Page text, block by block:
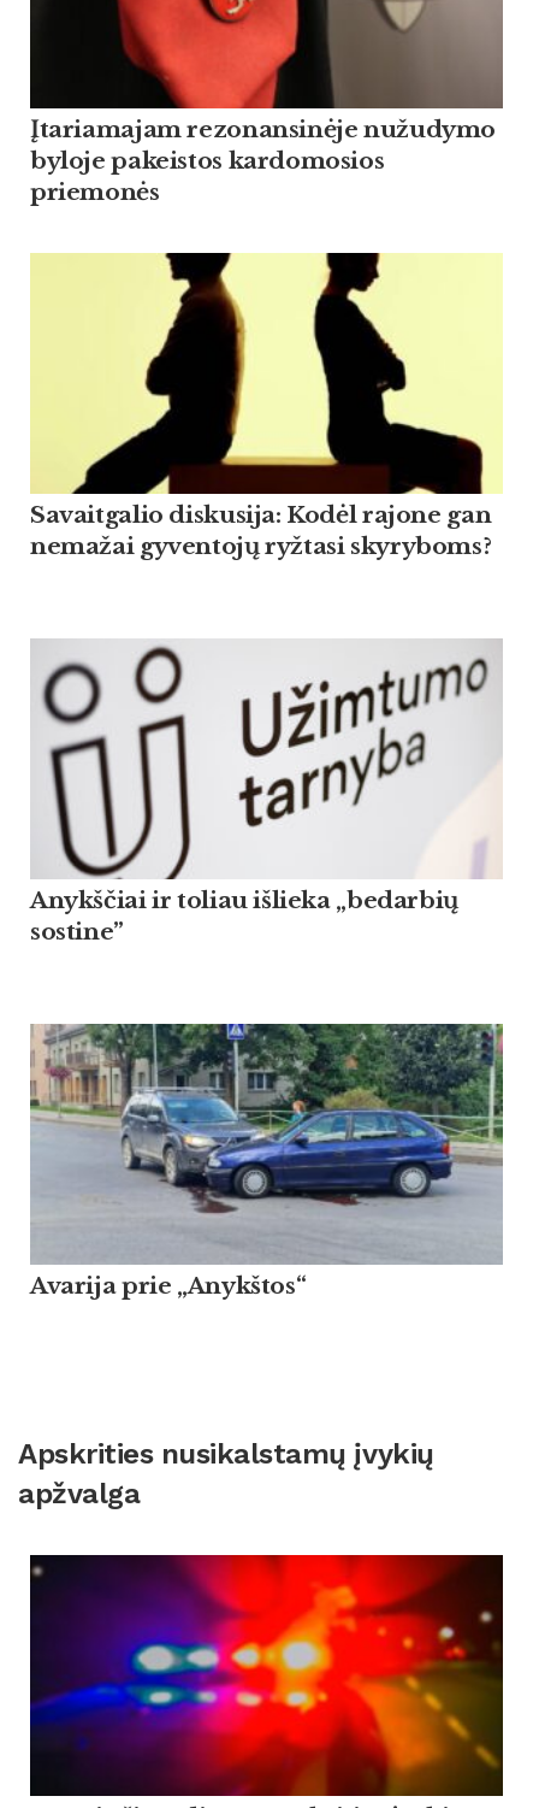
Įtariamajam rezonansinėje nužudymo
byloje pakeistos kardomosios
priemonės
Savaitgalio diskusija: Kodėl rajone gan
nemažai gyventojų ryžtasi skyryboms?
Anykščiai ir toliau išlieka „bedarbių
sostine”
Avarija prie „Anykštos“
Apskrities nusikalstamų įvykių
apžvalga